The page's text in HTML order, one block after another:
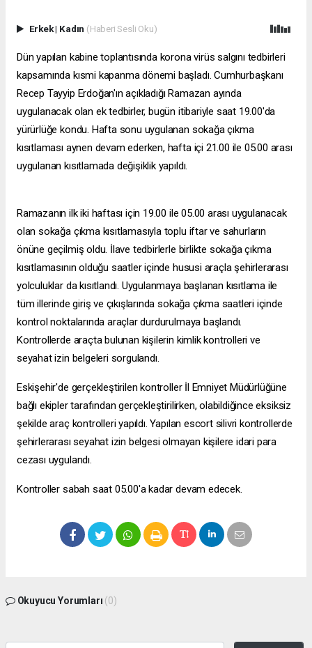
Erkek| Kadın (Haberi Sesli Oku)
Dün yapılan kabine toplantısında korona virüs salgını tedbirleri
kapsamında kısmi kapanma dönemi başladı. Cumhurbaşkanı
Recep Tayyip Erdoğan'ın açıkladığı Ramazan ayında
uygulanacak olan ek tedbirler, bugün itibariyle saat 19.00'da
yürürlüğe kondu. Hafta sonu uygulanan sokağa çıkma
kısıtlaması aynen devam ederken, hafta içi 21.00 ile 05.00 arası
uygulanan kısıtlamada değişiklik yapıldı.
Ramazanın ilk iki haftası için 19.00 ile 05.00 arası uygulanacak
olan sokağa çıkma kısıtlamasıyla toplu iftar ve sahurların
önüne geçilmiş oldu. İlave tedbirlerle birlikte sokağa çıkma
kısıtlamasının olduğu saatler içinde hususi araçla şehirlerarası
yolculuklar da kısıtlandı. Uygulanmaya başlanan kısıtlama ile
tüm illerinde giriş ve çıkışlarında sokağa çıkma saatleri içinde
kontrol noktalarında araçlar durdurulmaya başlandı.
Kontrollerde araçta bulunan kişilerin kimlik kontrolleri ve
seyahat izin belgeleri sorgulandı.
Eskişehir'de gerçekleştirilen kontroller İl Emniyet Müdürlüğüne
bağlı ekipler tarafından gerçekleştirilirken, olabildiğince eksiksiz
şekilde araç kontrolleri yapıldı. Yapılan escort silivri kontrollerde
şehirlerarası seyahat izin belgesi olmayan kişilere idari para
cezası uygulandı.
Kontroller sabah saat 05.00'a kadar devam edecek.
Okuyucu Yorumları (0)